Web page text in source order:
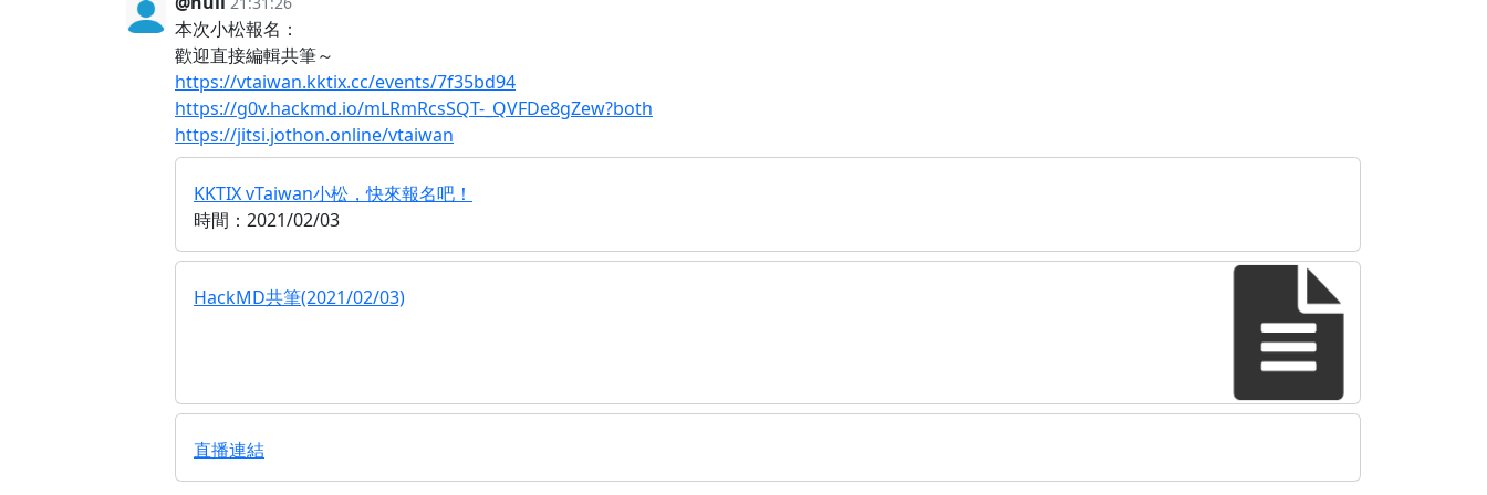
本次小松報名：
歡迎直接編輯共筆～
https://vtaiwan.kktix.cc/events/7f35bd94
https://g0v.hackmd.io/mLRmRcsSQT-_QVFDe8gZew?both
https://jitsi.jothon.online/vtaiwan
KKTIX vTaiwan小松，快來報名吧！
時間：2021/02/03
HackMD共筆(2021/02/03)
直播連結